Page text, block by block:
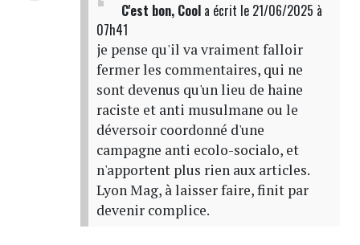
C'est bon, Coola écrit le 21/06/2025 à
07h41
je pense qu'il va vraiment falloir
fermer les commentaires, qui ne
sont devenus qu'un lieu de haine
raciste et anti musulmane ou le
déversoir coordonné d'une
campagne anti ecolo-socialo, et
n'apportent plus rien aux articles.
Lyon Mag, à laisser faire, finit par
devenir complice.